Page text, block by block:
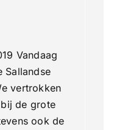
Vandaag
Sallandse
vertrokken
de grote
ook de